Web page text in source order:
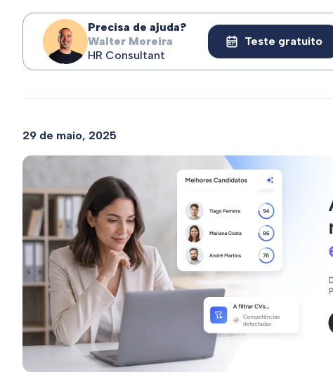
Precisa de ajuda?
Walter Moreira
HR Consultant
Teste gratuito
29 de maio, 2025